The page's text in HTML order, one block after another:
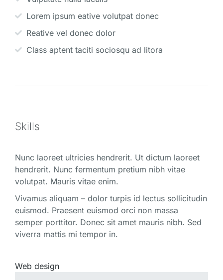
Lorem ipsum eative volutpat donec
Reative vel donec dolor
Class aptent taciti sociosqu ad litora
Skills
Nunc laoreet ultricies hendrerit. Ut dictum laoreet
hendrerit. Nunc fermentum pretium nibh vitae
volutpat. Mauris vitae enim.
Vivamus aliquam – dolor turpis id lectus sollicitudin
euismod. Praesent euismod orci non massa
semper porttitor. Donec sit amet mauris nibh. Sed
viverra mattis mi tempor in.
Web design